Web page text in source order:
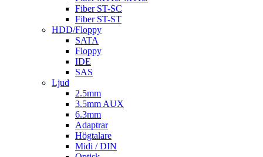
Fiber ST-SC
Fiber ST-ST
HDD/Floppy
SATA
Floppy
IDE
SAS
Ljud
2.5mm
3.5mm AUX
6.3mm
Adaptrar
Högtalare
Midi / DIN